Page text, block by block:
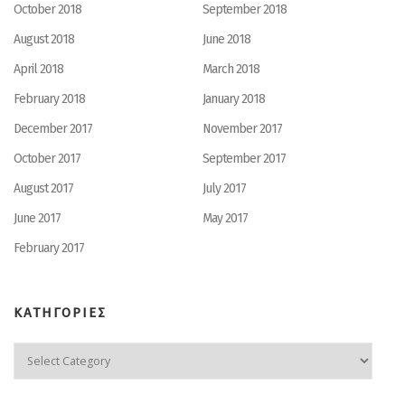
October 2018
September 2018
August 2018
June 2018
April 2018
March 2018
February 2018
January 2018
December 2017
November 2017
October 2017
September 2017
August 2017
July 2017
June 2017
May 2017
February 2017
ΚΑΤΗΓΟΡΙΕΣ
ΚΑΤΗΓΟΡΙΕΣ